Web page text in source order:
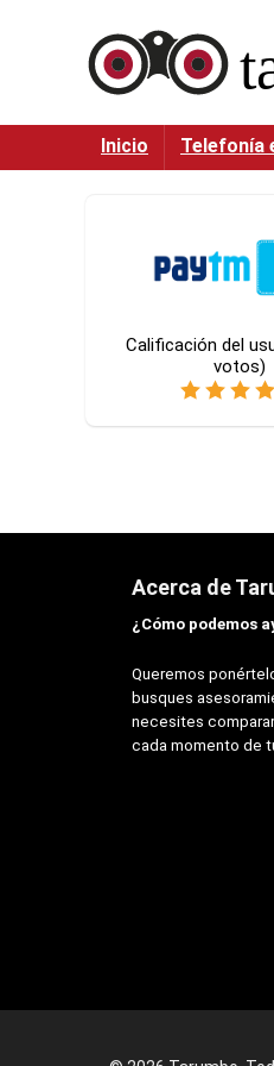
Inicio Telefonía
Calificación del
votos)
Acerca de
¿Cómo podemos
Queremos
busques
necesites
cada momento de